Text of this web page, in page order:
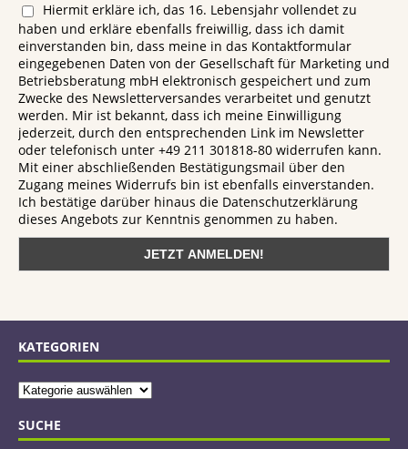
Hiermit erkläre ich, das 16. Lebensjahr vollendet zu
haben und erkläre ebenfalls freiwillig, dass ich damit
einverstanden bin, dass meine in das Kontaktformular
eingegebenen Daten von der Gesellschaft für Marketing und
Betriebsberatung mbH elektronisch gespeichert und zum
Zwecke des Newsletterversandes verarbeitet und genutzt
werden. Mir ist bekannt, dass ich meine Einwilligung
jederzeit, durch den entsprechenden Link im Newsletter
oder telefonisch unter +49 211 301818-80 widerrufen kann.
Mit einer abschließenden Bestätigungsmail über den
Zugang meines Widerrufs bin ist ebenfalls einverstanden.
Ich bestätige darüber hinaus die Datenschutzerklärung
dieses Angebots zur Kenntnis genommen zu haben.
KATEGORIEN
SUCHE